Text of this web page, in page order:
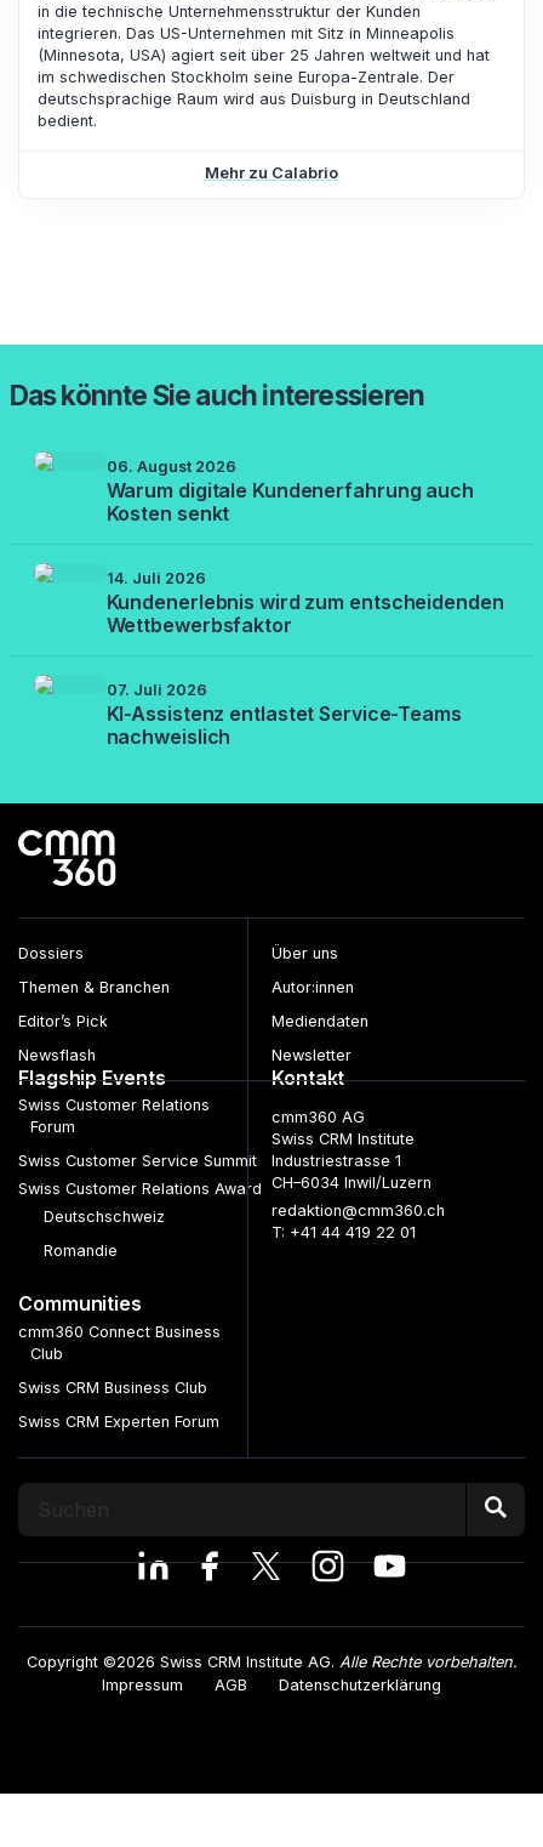
in die technische Unternehmensstruktur der Kunden
integrieren. Das US-Unternehmen mit Sitz in Minneapolis
(Minnesota, USA) agiert seit über 25 Jahren weltweit und hat
im schwedischen Stockholm seine Europa-Zentrale. Der
deutschsprachige Raum wird aus Duisburg in Deutschland
bedient.
Mehr zu Calabrio
Das könnte Sie auch interessieren
06. August 2026
Warum digitale Kundenerfahrung auch
Kosten senkt
14. Juli 2026
Kundenerlebnis wird zum entscheidenden
Wettbewerbsfaktor
07. Juli 2026
KI-Assistenz entlastet Service-Teams
nachweislich
Dossiers
Themen & Branchen
Editor’s Pick
Newsflash
Über uns
Autor:innen
Mediendaten
Newsletter
Flagship Events
Swiss Customer Relations
Forum
Swiss Customer Service Summit
Swiss Customer Relations Award
Deutschschweiz
Romandie
Communities
cmm360 Connect Business
Club
Swiss CRM Business Club
Swiss CRM Experten Forum
Kontakt
cmm360 AG
Swiss CRM Institute
Industriestrasse 1
CH–6034 Inwil/Luzern
redaktion@cmm360.ch
T: +41 44 419 22 01
Copyright ©2026 Swiss CRM Institute AG. Alle Rechte vorbehalten.
Impressum
AGB Datenschutzerklärung